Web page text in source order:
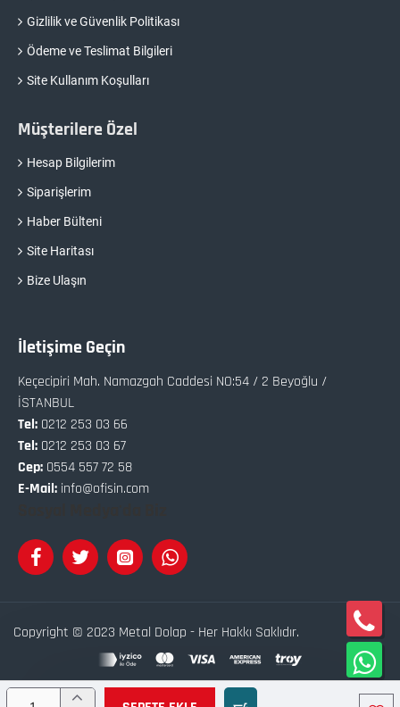
Gizlilik ve Güvenlik Politikası
Ödeme ve Teslimat Bilgileri
Site Kullanım Koşulları
Müşterilere Özel
Hesap Bilgilerim
Siparişlerim
Haber Bülteni
Site Haritası
Bize Ulaşın
İletişime Geçin
Keçecipiri Mah. Namazgah Caddesi NO:54 / 2 Beyoğlu /
İSTANBUL
Tel: 0212 253 03 66
Tel: 0212 253 03 67
Cep: 0554 557 72 58
E-Mail: info@ofisin.com
Copyright © 2023 Metal Dolap - Her Hakkı Saklıdır.
Bu site